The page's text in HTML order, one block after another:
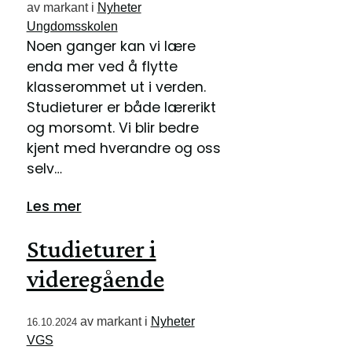
av markant i Nyheter
Ungdomsskolen
Noen ganger kan vi lære
enda mer ved å flytte
klasserommet ut i verden.
Studieturer er både lærerikt
og morsomt. Vi blir bedre
kjent med hverandre og oss
selv…
Les mer
Studieturer i
videregående
16.10.2024 av markant i Nyheter
VGS